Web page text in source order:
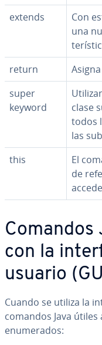
extends
Con
una
return
super
keyword
clase
todos
las
this
El
de
Comandos
con la
usuario
Cuando se utiliza la
comandos Java
enu­me­ra­dos: